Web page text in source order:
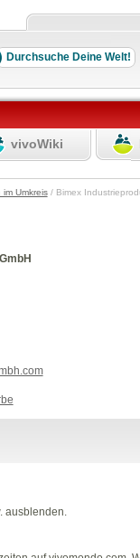
vivoWiki
Umkreis/ Bimex
ausblenden.